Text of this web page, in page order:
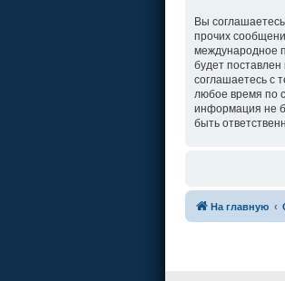
Вы
прочих
международное
будет
соглашаетесь с
любое время по
информация не
быть
На главную